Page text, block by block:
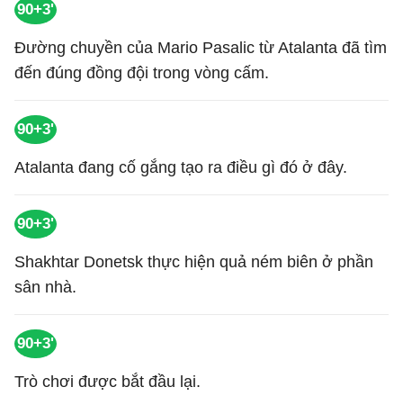
90+3'
Đường chuyền của Mario Pasalic từ Atalanta đã tìm
đến đúng đồng đội trong vòng cấm.
90+3'
Atalanta đang cố gắng tạo ra điều gì đó ở đây.
90+3'
Shakhtar Donetsk thực hiện quả ném biên ở phần
sân nhà.
90+3'
Trò chơi được bắt đầu lại.